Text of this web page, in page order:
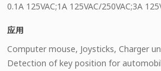
0.1A 125VAC;1A 125VAC/250VAC;3A
应用
Computer mouse, Joysticks, Charger
Detection of key position for